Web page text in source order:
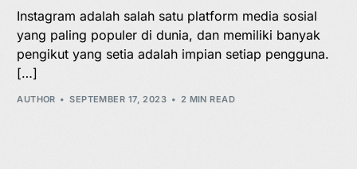
Instagram adalah salah satu platform media sosial
yang paling populer di dunia, dan memiliki banyak
pengikut yang setia adalah impian setiap pengguna.
[…]
AUTHOR SEPTEMBER 17, 2023 2 MIN READ